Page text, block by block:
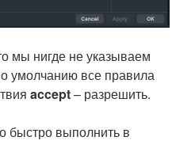
мы нигде не указываем
умолчанию все правила
accept– разрешить.
быстро выполнить в